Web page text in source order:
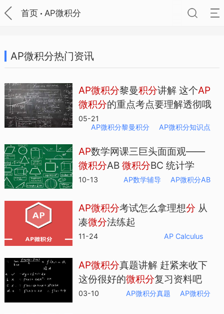
首页 AP微积分
AP微积分热门资讯
AP微积分黎曼积分 讲解 这个AP
微积分的重点考点要理解透彻哦
05-21
AP微积分黎曼积分
AP微积分知识点
AP数学网课三巨头面面观——
微积分AB微积分BC 统计学
10-13 AP数学辅导 AP微积分AB
AP微积分考试怎么拿理想分 从
凑微分法练起
11-24 AP Calculus
AP微积分真题讲解 赶紧来收下
这份很好的微积分复习资料吧
03-10 AP微积分真题 AP微积分